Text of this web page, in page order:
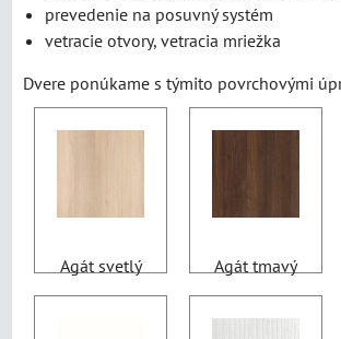
prevedenie na posuvný systém
vetracie otvory, vetracia mriežka
Dvere ponúkame s týmito povrchovými
Agát svetlý Agát tmavý